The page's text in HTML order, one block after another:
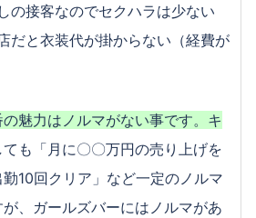
居酒屋でバイトをするメリットと
大間違い！？コンビニでバイトす
！女子がやってはいけないキ
コーヒーレディのバイトって何を
の接客なのでセクハラは少ない
だと衣装代が掛からない（経費が
魅力はノルマがない事です。キ
も「月に〇〇万円の売り上げを
10回クリア」など一定のノルマ
、ガールズバーにはノルマがあ